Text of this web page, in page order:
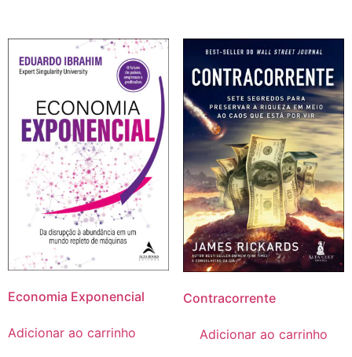
Economia Exponencial
Adicionar ao carrinho
Contracorrente
Adicionar ao carrinho